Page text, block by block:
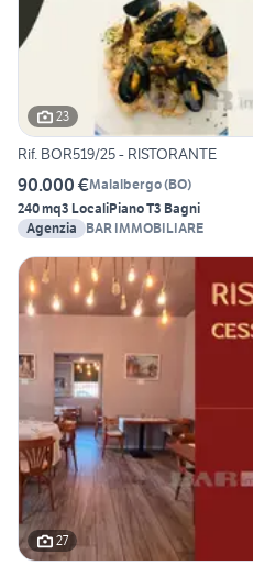
23
Rif. BOR519/25 - RISTORANTE
90.000 €Malalbergo(BO)
240 mq3 LocaliPiano T3 Bagni
Agenzia
BAR IMMOBILIARE
27